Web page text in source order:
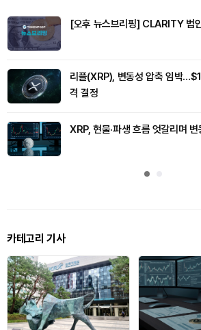
[오후 뉴스브리핑] CLARITY 법
리플(XRP), 변동성 압축 임박
격 결정
XRP, 현물·파생 흐름 엇갈리며
카테고리 기사